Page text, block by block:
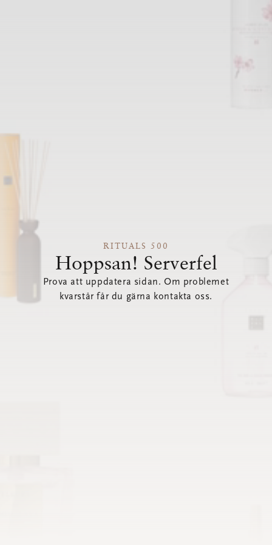
RITUALS 500
Hoppsan! Serverfel
Prova att uppdatera sidan. Om problemet
kvarstår får du gärna kontakta oss.